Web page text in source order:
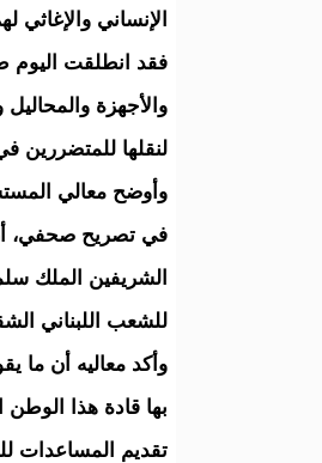
الإنساني والإغاثي
والأجهزة والمحاليل
لنقلها للمتضررين
وأوضح معالي
في تصريح صحفي، أن
الشريفين الملك
للشعب اللبناني
وأكد معاليه أن ما
بها قادة هذا
تقديم المساعدات